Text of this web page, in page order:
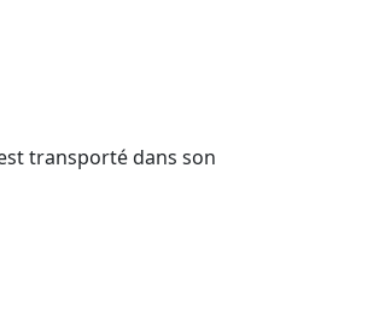
transporté dans son